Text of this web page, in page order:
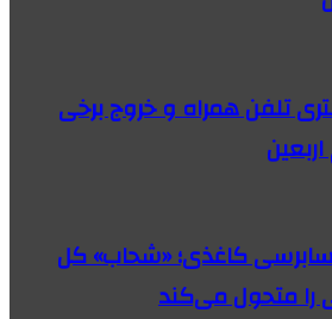
تلفن همراه و خروج برخی
کاغذی؛ «شحاب» کل
را متحول می‌کند